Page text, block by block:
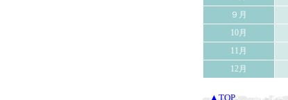
９月
10月
11月
12月
▲TOP